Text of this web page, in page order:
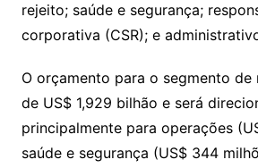
rejeito; saúde e segurança;
corporativa (CSR); e
O orçamento para o segmento
de US$ 1,929 bilhão e será
principalmente para operações
saúde e segurança (US$ 344